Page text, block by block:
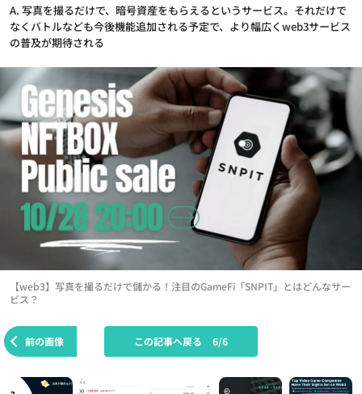
A. 写真を撮るだけで、暗号資産をもらえるというサービス。それだけで
なくバトルなども今後機能追加される予定で、より幅広くweb3サービス
の普及が期待される
【web3】写真を撮るだけで儲かる！注目のGameFi「SNPIT」とはどんなサー
ビス？
前の画像 この記事へ戻る 6/6